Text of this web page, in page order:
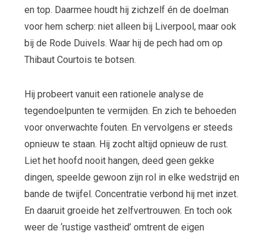
en top. Daarmee houdt hij zichzelf én de doelman
voor hem scherp: niet alleen bij Liverpool, maar ook
bij de Rode Duivels. Waar hij de pech had om op
Thibaut Courtois te botsen.
Hij probeert vanuit een rationele analyse de
tegendoelpunten te vermijden. En zich te behoeden
voor onverwachte fouten. En vervolgens er steeds
opnieuw te staan. Hij zocht altijd opnieuw de rust.
Liet het hoofd nooit hangen, deed geen gekke
dingen, speelde gewoon zijn rol in elke wedstrijd en
bande de twijfel. Concentratie verbond hij met inzet.
En daaruit groeide het zelfvertrouwen. En toch ook
weer de ‘rustige vastheid’ omtrent de eigen